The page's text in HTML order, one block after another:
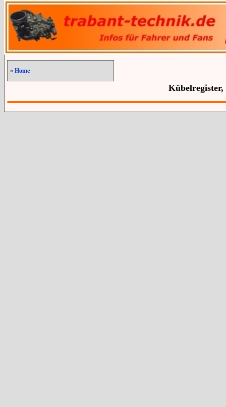
» Home
Kübelregister,